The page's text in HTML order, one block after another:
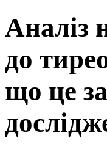
Аналіз
до
що це за